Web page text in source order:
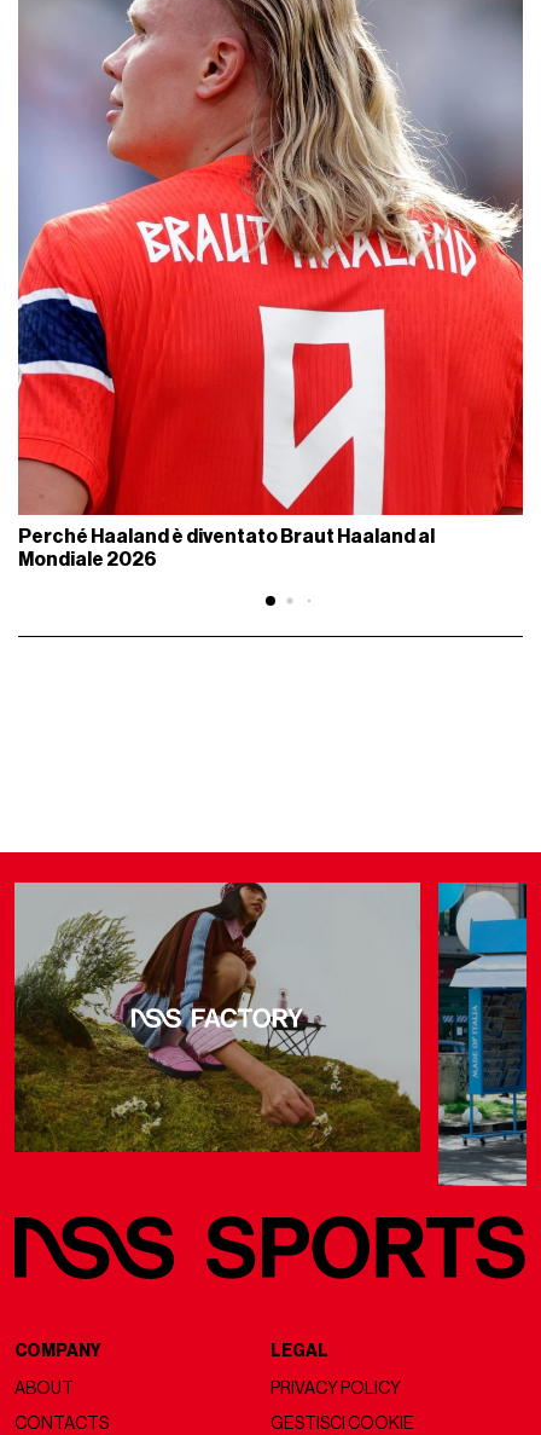
Perché Haaland è diventato Braut Haaland al
Mondiale 2026
COMPANY
ABOUT
CONTACTS
LEGAL
PRIVACY POLICY
GESTISCI COOKIE